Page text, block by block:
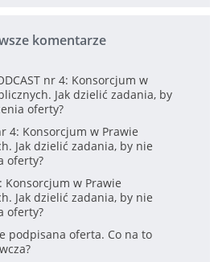
komentarze
nr 4: Konsorcjum w
Jak dzielić zadania, by
oferty?
4: Konsorcjum w Prawie
Jak dzielić zadania, by nie
oferty?
Konsorcjum w Prawie
Jak dzielić zadania, by nie
oferty?
podpisana oferta. Co na to